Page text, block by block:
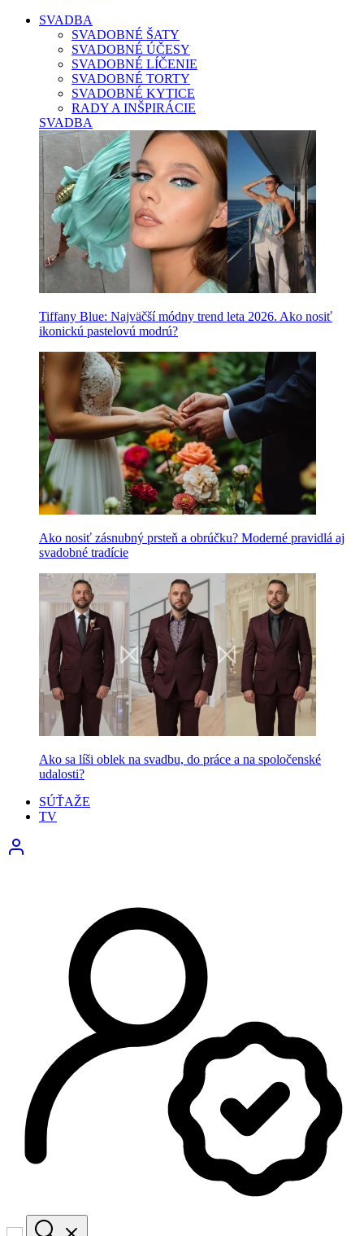
SVADBA
SVADOBNÉ ŠATY
SVADOBNÉ ÚČESY
SVADOBNÉ LÍČENIE
SVADOBNÉ TORTY
SVADOBNÉ KYTICE
RADY A INŠPIRÁCIE
SVADBA
Tiffany Blue: Najväčší módny trend leta 2026. Ako nosiť
ikonickú pastelovú modrú?
Ako nosiť zásnubný prsteň a obrúčku? Moderné pravidlá aj
svadobné tradície
Ako sa líši oblek na svadbu, do práce a na spoločenské
udalosti?
SÚŤAŽE
TV